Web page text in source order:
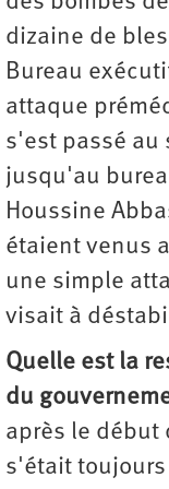
dizaine de
Bureau
attaque
s'est passé au
jusqu'au
Houssine
étaient venus
une simple
visait à
Quelle est la
du
après le début
s'était